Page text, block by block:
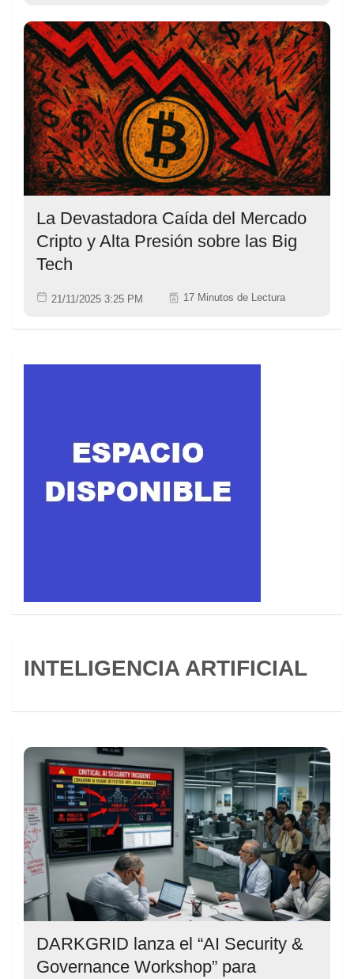
La Devastadora Caída del Mercado
Cripto y Alta Presión sobre las Big
Tech
21/11/2025 3:25 PM 17 Minutos de Lectura
INTELIGENCIA ARTIFICIAL
DARKGRID lanza el “AI Security &
Governance Workshop” para